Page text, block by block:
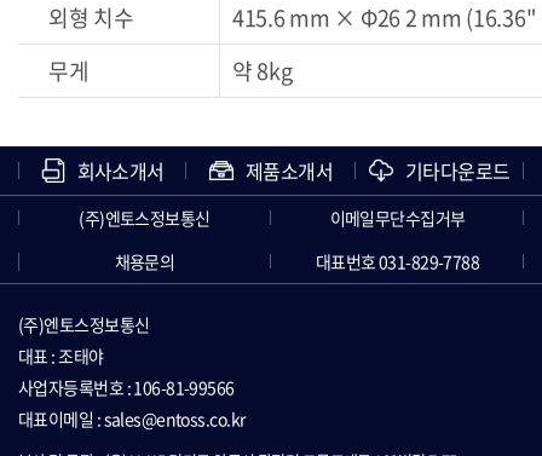
외형 치수
415.6 mm × Φ26 2 mm
무게
약 8kg
회사소개서 제품소개서 기타다운로드
(주)엔토스정보통신
이메일무단수집거부
채용문의
대표번호 031-829-7788
(주)엔토스정보통신
대표 : 조태야
사업자등록번호 : 106-81-99566
대표이메일 : sales@entoss.co.kr